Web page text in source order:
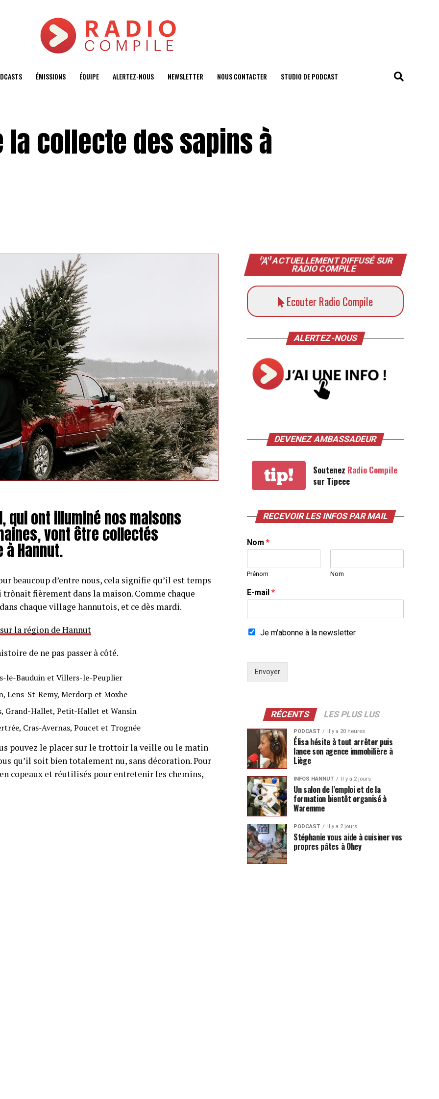
ÉMISSIONS ÉQUIPE ALERTEZ-NOUS NEWSLETTER NOUS CONTACTER STUDIO DE PODCAST
la collecte des sapins à
qui ont illuminé nos maisons
vont être collectés
Hannut.
beaucoup d’entre nous, cela signifie qu’il est temps
fièrement dans la maison. Comme chaque
chaque village hannutois, et ce dès mardi.
la région de Hannut
de ne pas passer à côté.
le-Bauduin et Villers-le-Peuplier
Lens-St-Remy, Merdorp et Moxhe
Grand-Hallet, Petit-Hallet et Wansin
Cras-Avernas, Poucet et Trognée
pouvez le placer sur le trottoir la veille ou le matin
qu’il soit bien totalement nu, sans décoration. Pour
copeaux et réutilisés pour entretenir les chemins,
ACTUELLEMENT DIFFUSÉ SUR
RADIO COMPILE
Ecouter Radio Compile
ALERTEZ-NOUS
DEVENEZ AMBASSADEUR
tip! Soutenez Radio Compile
sur Tipeee
RECEVOIR LES INFOS PAR MAIL
Nom *
Prénom Nom
E-mail *
Je m'abonne à la newsletter
Envoyer
RÉCENTS LES PLUS LUS
PODCAST Il y a 20 heures
Élisa hésite à tout arrêter puis
lance son agence immobilière à
Liège
INFOS HANNUT Il y a 2 jours
Un salon de l’emploi et de la
formation bientôt organisé à
Waremme
PODCAST Il y a 2 jours
Stéphanie vous aide à cuisiner vos
propres pâtes à Ohey